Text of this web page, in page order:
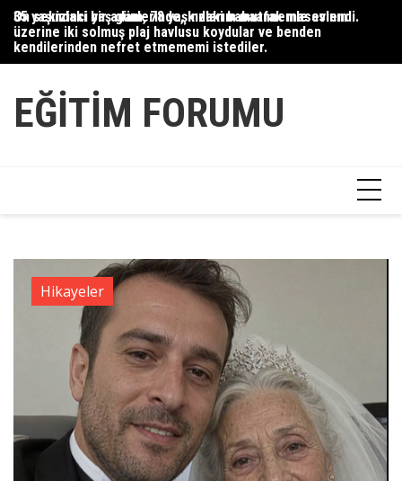
Skip
content
35 yaşındaki bir adam, 78 yaşındaki babaannemle evlendi.
On sekizinci yaş günlerinde, kızlarım mutfak masasının
üzerine iki solmuş plaj havlusu koydular ve benden
kendilerinden nefret etmememi istediler.
EĞITIM FORUMU
Hikayeler